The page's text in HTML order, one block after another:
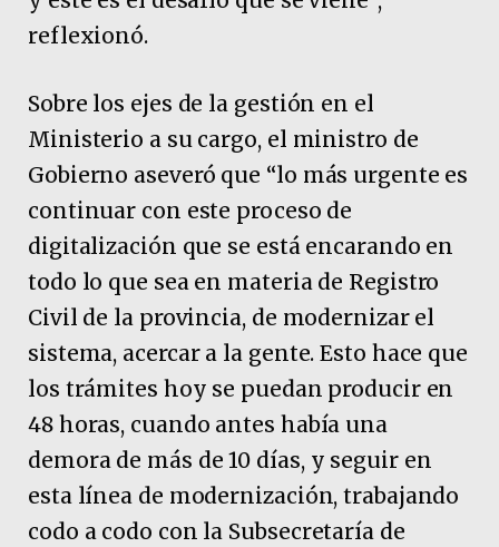
reflexionó.
Sobre los ejes de la gestión en el
Ministerio a su cargo, el ministro de
Gobierno aseveró que “lo más urgente es
continuar con este proceso de
digitalización que se está encarando en
todo lo que sea en materia de Registro
Civil de la provincia, de modernizar el
sistema, acercar a la gente. Esto hace que
los trámites hoy se puedan producir en
48 horas, cuando antes había una
demora de más de 10 días, y seguir en
esta línea de modernización, trabajando
codo a codo con la Subsecretaría de